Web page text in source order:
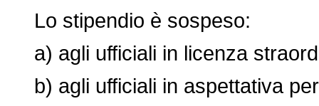
Lo stipendio è sospeso:
a) agli ufficiali in licenza
b) agli ufficiali in aspettativa